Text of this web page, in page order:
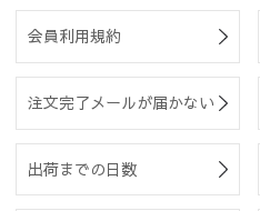
会員利用規約
注文完了メールが届かない
出荷までの日数